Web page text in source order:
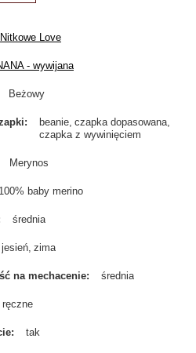
Nitkowe Love
- wywijana
Beżowy
beanie czapka dopasowana
czapka z wywinięciem
Merynos
100% baby merino
średnia
jesień zima
na mechacenie średnia
ręczne
tak